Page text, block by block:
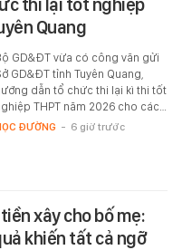
Quang
GD&ĐT vừa có công văn gửi
GD&ĐT tỉnh Tuyên Quang,
dẫn tổ chức thi lại kì thi tốt
THPT năm 2026 cho các…
ĐƯỜNG - 6 giờ trước
xây cho bố mẹ:
khiến tất cả ngỡ